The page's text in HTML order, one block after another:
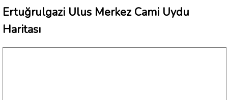
Ertuğrulgazi Ulus Merkez Cami Uydu
Haritası